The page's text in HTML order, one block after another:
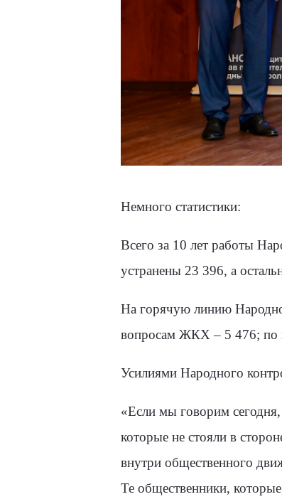
Немного статистики:
Всего за 10 лет работы
устранены 23 396, а
На горячую линию
вопросам ЖКХ – 5 476; по
Усилиями Народного
«Если мы говорим
которые не стояли в
внутри общественного
Те общественники,